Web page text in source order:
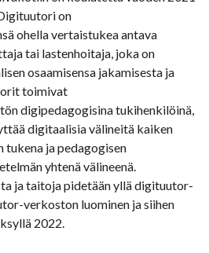
on
ohella vertaistukea antava
tai lastenhoitaja, joka on
osaamisensa jakamisesta ja
toimivat
digipedagogisina tukihenkilöinä,
digitaalisia välineitä kaiken
tukena ja pedagogisen
yhtenä välineenä.
ja taitoja pidetään yllä digituutor-
verkoston luominen ja siihen
2022.